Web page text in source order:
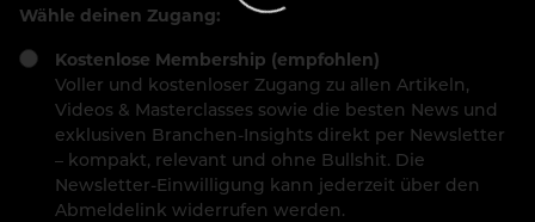
Wähle deinen Zugang:
Kostenlose Membership (empfohlen)
Voller und kostenloser Zugang zu allen Artikeln,
Videos & Masterclasses sowie die besten News und
exklusiven Branchen-Insights direkt per Newsletter
– kompakt, relevant und ohne Bullshit. Die
Newsletter-Einwilligung kann jederzeit über den
Abmeldelink widerrufen werden.